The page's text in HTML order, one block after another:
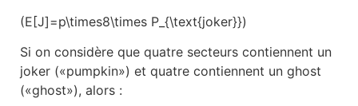
(E[J]=p\times8\times P_{\text{joker}})
Si on considère que quatre secteurs contiennent un
joker («pumpkin») et quatre contiennent un ghost
(«ghost»), alors :